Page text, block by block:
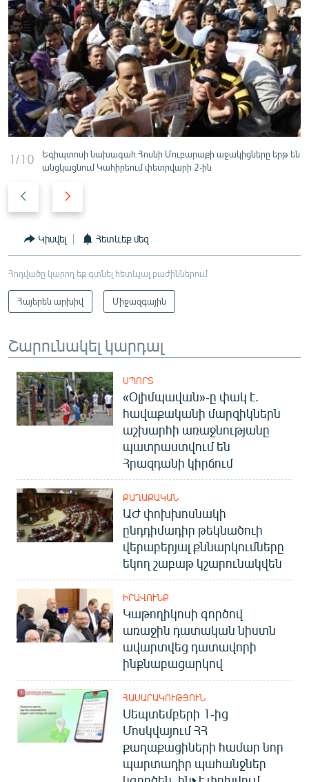
1/10
Եգիպտոսի նախագահ Հոսնի Մուբարաքի աջակիցները երթ են
անցկացնում Կահիրեում փետրվարի 2-ին
i
o
u
l
i
t
s
l
i
d
Կիսվել Հետևեք մեզ
Հոդվածը կարող եք գտնել հետևյալ բաժիններում
Հայերեն արխիվ Միջազգային
Շարունակել կարդալ
ՍՊՈՐՏ
«Օլիմպավան»-ը փակ է.
հավաքականի մարզիկներն
աշխարհի առաջնությանը
պատրաստվում են
Հրազդանի կիրճում
ՔԱՂԱՔԱԿԱՆ
ԱԺ փոխխոսնակի
ընդդիմադիր թեկնածուի
վերաբերյալ քննարկումները
եկող շաբաթ կշարունակվեն
ԻՐԱՎՈՒՆՔ
Կաթողիկոսի գործով
առաջին դատական նիստն
ավարտվեց դատավորի
ինքնաբացարկով
ՀԱՍԱՐԱԿՈՒԹՅՈՒՆ
Սեպտեմբերի 1-ից
Մոսկվայում ՀՀ
քաղաքացիների համար նոր
պարտադիր պահանջներ